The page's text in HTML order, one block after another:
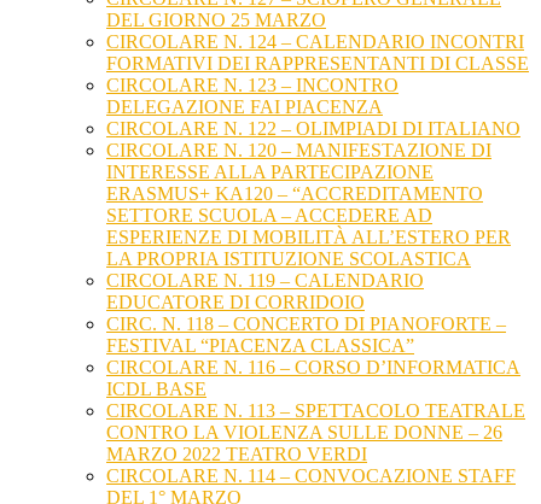
DEL GIORNO 25 MARZO
CIRCOLARE N. 124 – CALENDARIO INCONTRI
FORMATIVI DEI RAPPRESENTANTI DI CLASSE
CIRCOLARE N. 123 – INCONTRO
DELEGAZIONE FAI PIACENZA
CIRCOLARE N. 122 – OLIMPIADI DI ITALIANO
CIRCOLARE N. 120 – MANIFESTAZIONE DI
INTERESSE ALLA PARTECIPAZIONE
ERASMUS+ KA120 – “ACCREDITAMENTO
SETTORE SCUOLA – ACCEDERE AD
ESPERIENZE DI MOBILITÀ ALL’ESTERO PER
LA PROPRIA ISTITUZIONE SCOLASTICA
CIRCOLARE N. 119 – CALENDARIO
EDUCATORE DI CORRIDOIO
CIRC. N. 118 – CONCERTO DI PIANOFORTE –
FESTIVAL “PIACENZA CLASSICA”
CIRCOLARE N. 116 – CORSO D’INFORMATICA
ICDL BASE
CIRCOLARE N. 113 – SPETTACOLO TEATRALE
CONTRO LA VIOLENZA SULLE DONNE – 26
MARZO 2022 TEATRO VERDI
CIRCOLARE N. 114 – CONVOCAZIONE STAFF
DEL 1° MARZO